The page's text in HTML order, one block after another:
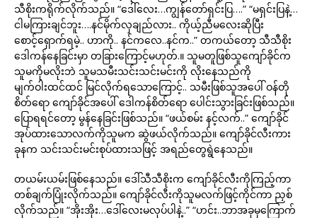
သီစိုးကရိုက်လိုက်သည်။ “ဒေါ်လေး…ကျွန်တော်ရှင်းပြ….” “မရှင်းပြနဲ့…
ငါမကြားချင်ဘူး….နင်မိုက်လှချည်လား.. ကိုယ့်ညီမလေးဆိုပြီး
စောင့်ရှောက်ရမဲ့.. ဟာကို.. နင်ကလေ..နင်က..” တကယ်တော့ သီသီစိုး
ဒေါကန်နေခြင်းမှာ တခြားကြောင့်မဟုတ်.။ သူမတူဖြစ်သူကျော်ခိုင်က
သူမကိုမလိုးဘဲ သူမသမီးသင်းသင်းမင်းကို လိုးနေသည်ကို
မျက်ဝါးထင်ထင် မြင်လိုက်ရသောကြောင့်.. သမီးဖြစ်သူအပေါ် ဝန်တို
စိတ်ရော ကျော်ခိုင်အပေါ် ဒေါကန်စိတ်ရော ပေါင်းသွားခြင်းဖြစ်သည်။
ပြောရရင်တော့ မွန်နေခြင်းဖြစ်သည်။ “ဖယ်စမ်း နင့်လက်..” ကျော်ခိုင်
အုပ်ထားသောလက်ကိုသူမက ဆွဲဖယ်လိုက်သည်။ ကျော်ခိုင်လီးကား
ခုနက သင်းသင်းမင်းစုပ်ထားသဖြင့် အရည်တွေရွဲနေသည်။
တယမ်းယမ်းဖြစ်နေသည်။ ဒေါ်သီသီစိုးက ကျော်ခိုင်လီးကိုကြည့်ကာ
တစ်ချက်ပြုံးလိုက်သည်။ ကျော်ခိုင်လီးကိုသူမလက်ဖြင့်ကိုင်ကာ ညှစ်
လိုက်သည်။ “အိုးအိုး…ဒေါ်လေးမလုပ်ပါနဲ့..” “ဟင်း..ဘာအခုမှကြောက်